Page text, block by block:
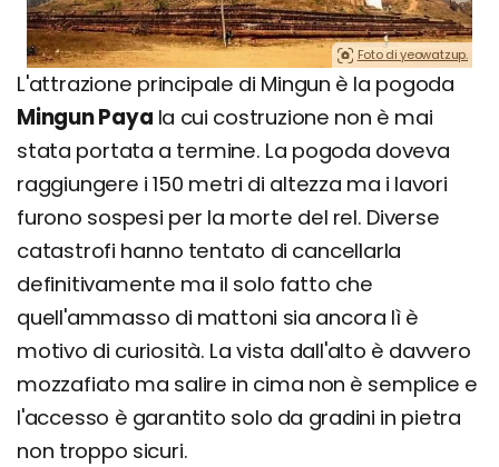
Foto di yeowatzup.
L'attrazione principale di Mingun è la pogoda
Mingun Paya la cui costruzione non è mai
stata portata a termine. La pogoda doveva
raggiungere i 150 metri di altezza ma i lavori
furono sospesi per la morte del rel. Diverse
catastrofi hanno tentato di cancellarla
definitivamente ma il solo fatto che
quell'ammasso di mattoni sia ancora lì è
motivo di curiosità. La vista dall'alto è davvero
mozzafiato ma salire in cima non è semplice e
l'accesso è garantito solo da gradini in pietra
non troppo sicuri.